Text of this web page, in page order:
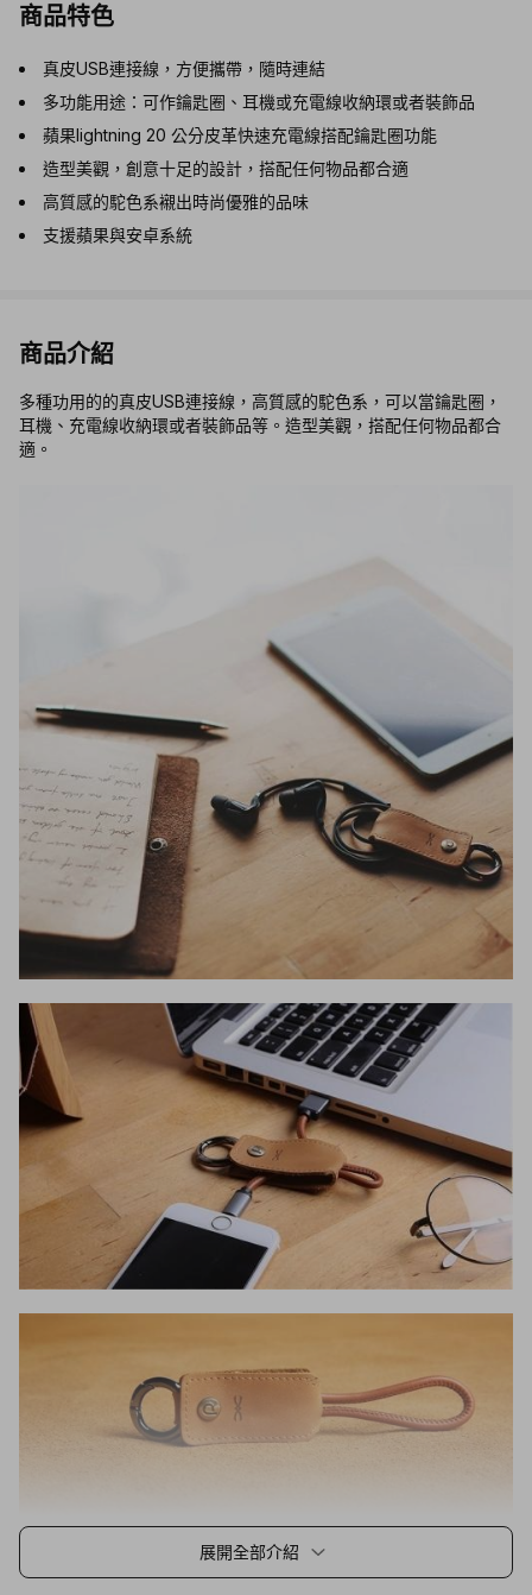
商品特色
真皮USB連接線，方便攜帶，隨時連結
多功能用途：可作鑰匙圈、耳機或充電線收納環或者裝飾品
蘋果lightning 20 公分皮革快速充電線搭配鑰匙圈功能
造型美觀，創意十足的設計，搭配任何物品都合適
高質感的駝色系襯出時尚優雅的品味
支援蘋果與安卓系統
商品介紹
展開全部介紹
多種功用的的真皮USB連接線，高質感的駝色系，可以當鑰匙圈，
耳機、充電線收納環或者裝飾品等。造型美觀，搭配任何物品都合
適。